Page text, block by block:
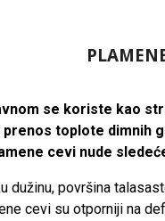
se koriste kao
toplote dimnih
cevi nude
dužinu, površina
cevi su otporniji na